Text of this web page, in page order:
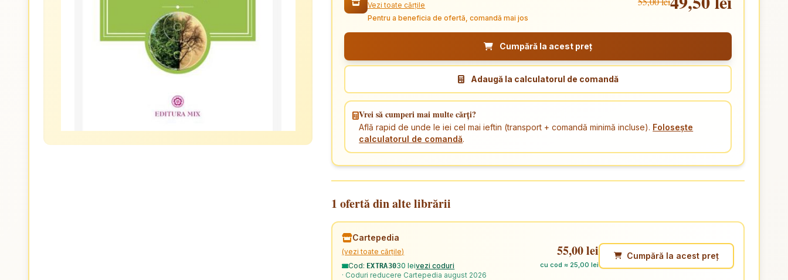
Vezi toate cărțile
Pentru a beneficia de ofertă, comandă mai jos
Cumpără la acest preț
Adaugă la calculatorul de comandă
Vrei să cumperi mai multe cărți?
Află rapid de unde le iei cel mai ieftin (transport + comandă minimă incluse). Folosește
calculatorul de comandă.
1 ofertă din alte librării
Cartepedia
(vezi toate cărțile)
Cod: EXTRA3030 leivezi coduri
· Coduri reducere Cartepedia august 2026
55,00 lei
cu cod ≈ 25,00 lei
Cumpără la acest preț